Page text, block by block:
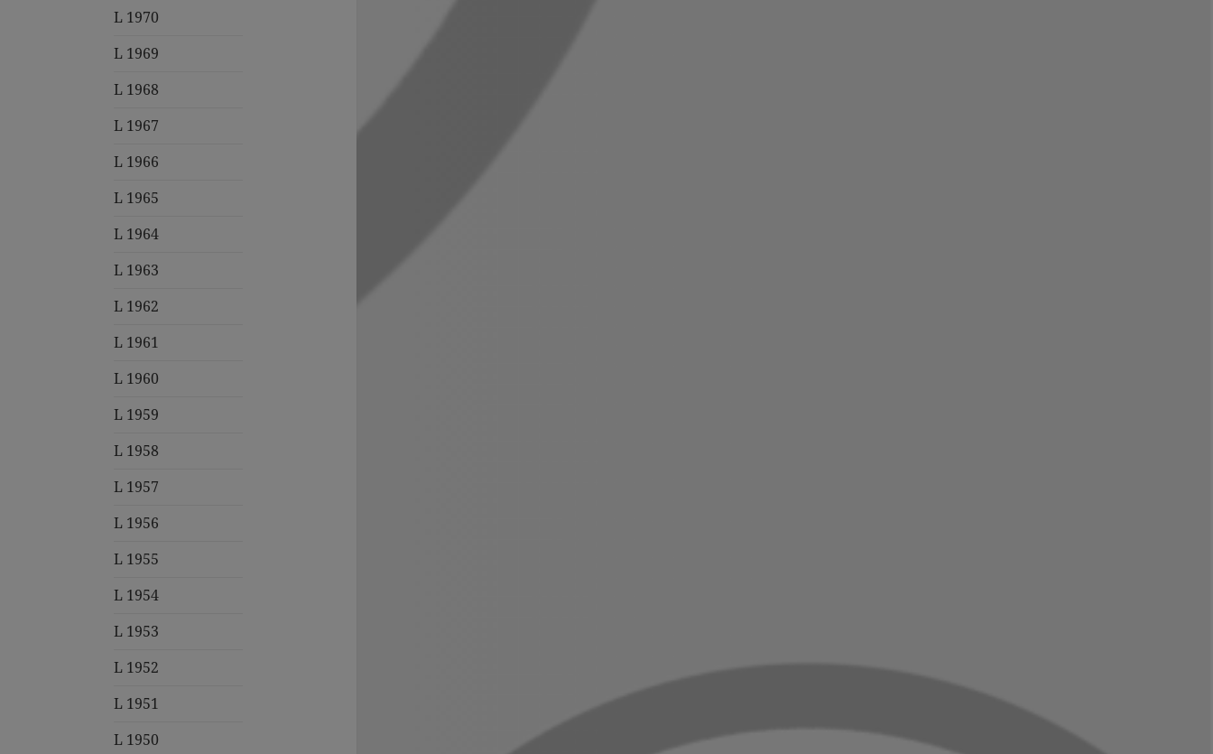
L 1970
L 1969
L 1968
L 1967
L 1966
L 1965
L 1964
L 1963
L 1962
L 1961
L 1960
L 1959
L 1958
L 1957
L 1956
L 1955
L 1954
L 1953
L 1952
L 1951
L 1950